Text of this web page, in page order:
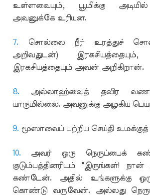
உள்ளவையும், பூமிக்கு
அவனுக்கே உரியன.
7. சொல்லை நீர் உரத்துச்
அறிவதுடன்)
இரகசியத்தையும் அவன் அறிகிறான்.
8. அல்லாஹ்வைத் தவிர
யாருமில்லை. அவனுக்கு அழகிய
9. மூஸாவைப் பற்றிய செய்தி உமக்குத்
10. அவர் ஒரு நெருப்பைக்
குடும்பத்தினரிடம் "இருங்கள்! நான்
கண்டேன். அதில் உங்களுக்கு
கொண்டு வருவேன். அல்லது